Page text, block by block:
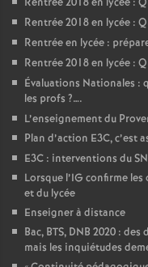
Rentrée 2018 en lycée :
Rentrée en lycée :
Rentrée 2018 en lycée :
Évaluations Nationales :
les profs ?….
L’enseignement du
Plan d’action E3C, c’est
E3C : interventions du
Lorsque l’IG confirme
et du lycée
Enseigner à distance
Bac, BTS, DNB 2020 :
mais les inquiétudes